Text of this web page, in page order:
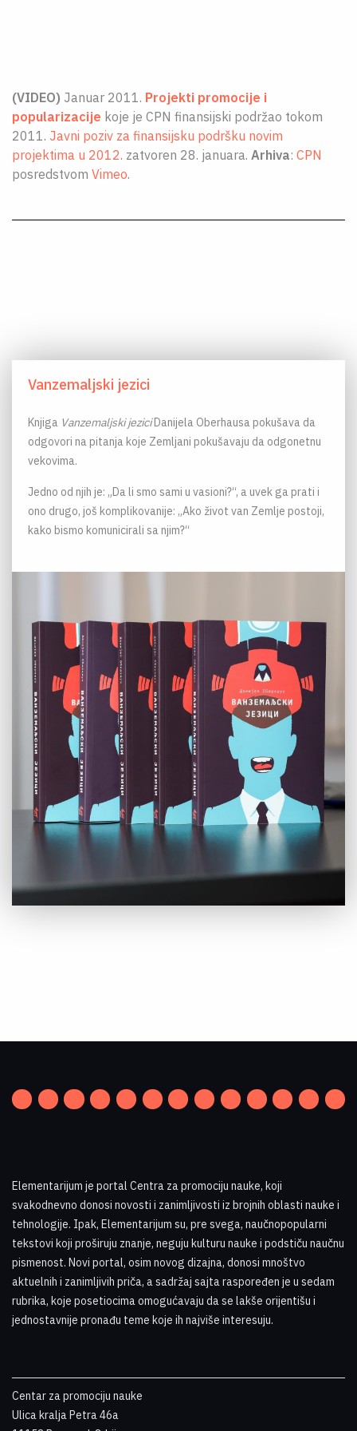
ЋИР
(VIDEO) Januar 2011. Projekti promocije i
popularizacije koje je CPN finansijski podržao tokom
2011. Javni poziv za finansijsku podršku novim
projektima u 2012. zatvoren 28. januara. Arhiva: CPN
posredstvom Vimeo.
Vanzemaljski jezici
Knjiga Vanzemaljski jeziciDanijela Oberhausa pokušava da
odgovori na pitanja koje Zemljani pokušavaju da odgonetnu
vekovima.
Jedno od njih je: „Da li smo sami u vasioni?“, a uvek ga prati i
ono drugo, još komplikovanije: „Ako život van Zemlje postoji,
kako bismo komunicirali sa njim?“
Elementarijum je portal Centra za promociju nauke, koji
svakodnevno donosi novosti i zanimljivosti iz brojnih oblasti nauke i
tehnologije. Ipak, Elementarijum su, pre svega, naučnopopularni
tekstovi koji proširuju znanje, neguju kulturu nauke i podstiču naučnu
pismenost. Novi portal, osim novog dizajna, donosi mnoštvo
aktuelnih i zanimljivih priča, a sadržaj sajta raspoređen je u sedam
rubrika, koje posetiocima omogućavaju da se lakše orijentišu i
jednostavnije pronađu teme koje ih najviše interesuju.
Centar za promociju nauke
Ulica kralja Petra 46a